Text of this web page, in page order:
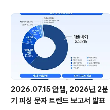
2026.07.15 안랩, 2026년 2분
기 피싱 문자 트렌드 보고서 발표